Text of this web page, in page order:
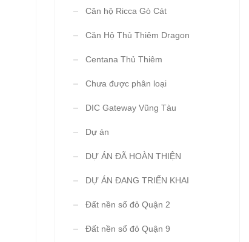
Căn hộ Ricca Gò Cát
Căn Hộ Thủ Thiêm Dragon
Centana Thủ Thiêm
Chưa được phân loại
DIC Gateway Vũng Tàu
Dự án
DỰ ÁN ĐÃ HOÀN THIỆN
DỰ ÁN ĐANG TRIỂN KHAI
Đất nền sổ đỏ Quận 2
Đất nền sổ đỏ Quận 9